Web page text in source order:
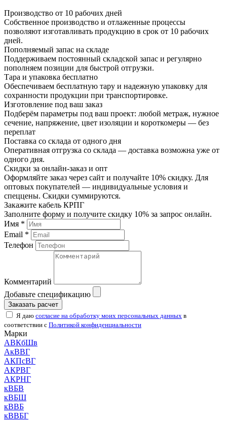
Производство от 10 рабочих дней
Собственное производство и отлаженные процессы
позволяют изготавливать продукцию в срок от 10 рабочих
дней.
Пополняемый запас на складе
Поддерживаем постоянный складской запас и регулярно
пополняем позиции для быстрой отгрузки.
Тара и упаковка бесплатно
Обеспечиваем бесплатную тару и надежную упаковку для
сохранности продукции при транспортировке.
Изготовление под ваш заказ
Подберём параметры под ваш проект: любой метраж, нужное
сечение, напряжение, цвет изоляции и короткомеры — без
переплат
Поставка со склада от одного дня
Оперативная отгрузка со склада — доставка возможна уже от
одного дня.
Скидки за онлайн-заказ и опт
Оформляйте заказ через сайт и получайте 10% скидку. Для
оптовых покупателей — индивидуальные условия и
спеццены. Скидки суммируются.
Закажите кабель КРПГ
Заполните форму и получите скидку 10% за запрос онлайн.
Имя *
Email *
Телефон
Комментарий
Добавьте спецификацию
Заказать расчет
Я даю согласие на обработку моих персональных данных в
соответствии с Политикой конфиденциальности
Марки
АВКбШв
АкВВГ
АКПсВГ
АКРВГ
АКРНГ
кВБВ
кВБШ
кВВБ
кВВБГ